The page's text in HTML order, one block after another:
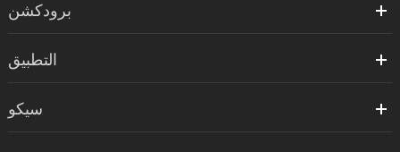
برودكشن
التطبيق
سيكو